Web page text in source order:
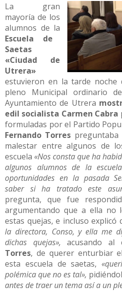
La gran
mayoría de los
alumnos de la
Escuela de
Saetas
«Ciudad de
Utrera»
estuvieron en la tarde noche
pleno Municipal ordinario
Ayuntamiento de Utrera
edil socialista Carmen Cabra
formuladas por el Partido
Fernando Torres
malestar entre algunos de
escuela «Nos consta que ha
algunos alumnos de la
oportunidades en la pasada
saber si ha tratado este
pregunta, que fue
argumentando que a ella no
estas quejas, e incluso explicó
la directora, Conso, y ella me
dichas quejas», acusando al
Torres, de querer enturbiar
esta escuela de saetas,
polémica que no es tal»,
antes de traer un tema así a un